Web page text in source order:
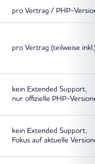
pro Vertrag / PHP-
pro Vertrag (teilweise
kein Extended Support,
nur offizielle PHP-
kein Extended Support,
Fokus auf aktuelle